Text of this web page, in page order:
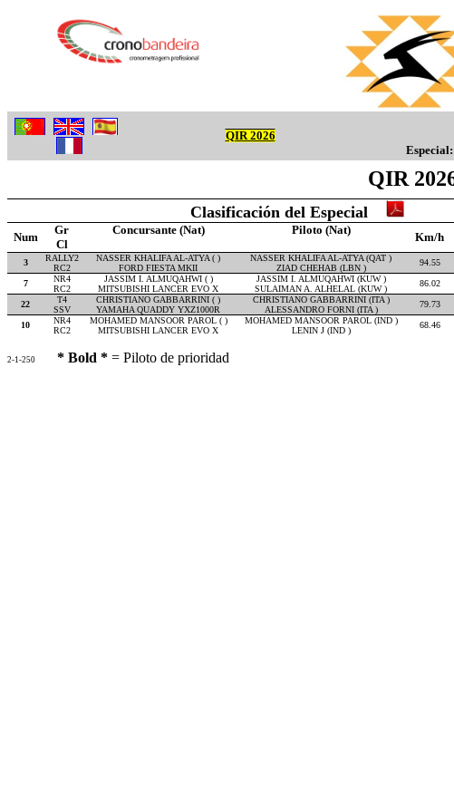
QIR 2026
Especial:
QIR
Clasificación del Especial
Num
Gr Concursante (Nat) Piloto (Nat)
Km/h
Cl
3 RALLY2 NASSER KHALIFA AL-ATYA ( ) NASSER KHALIFA AL-ATYA (QAT ) 94.55
RC2
FORD FIESTA MKII ZIAD CHEHAB (LBN )
7
NR4 JASSIM I. ALMUQAHWI ( ) JASSIM I. ALMUQAHWI (KUW ) 86.02
RC2
MITSUBISHI LANCER EVO X SULAIMAN A. ALHELAL (KUW )
22
T4 CHRISTIANO GABBARRINI ( ) CHRISTIANO GABBARRINI (ITA ) 79.73
SSV
YAMAHA QUADDY YXZ1000R ALESSANDRO FORNI (ITA )
10
NR4 MOHAMED MANSOOR PAROL ( ) MOHAMED MANSOOR PAROL (IND ) 68.46
RC2
MITSUBISHI LANCER EVO X LENIN J (IND )
2-1-250 * Bold * = Piloto de prioridad